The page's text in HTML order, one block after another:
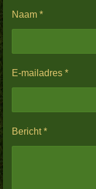
Naam *
E-mailadres *
Bericht *